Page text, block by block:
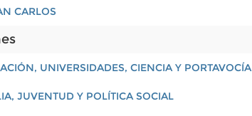
CARLOS
UNIVERSIDADES, CIENCIA Y PORTAVOCÍA
JUVENTUD Y POLÍTICA SOCIAL